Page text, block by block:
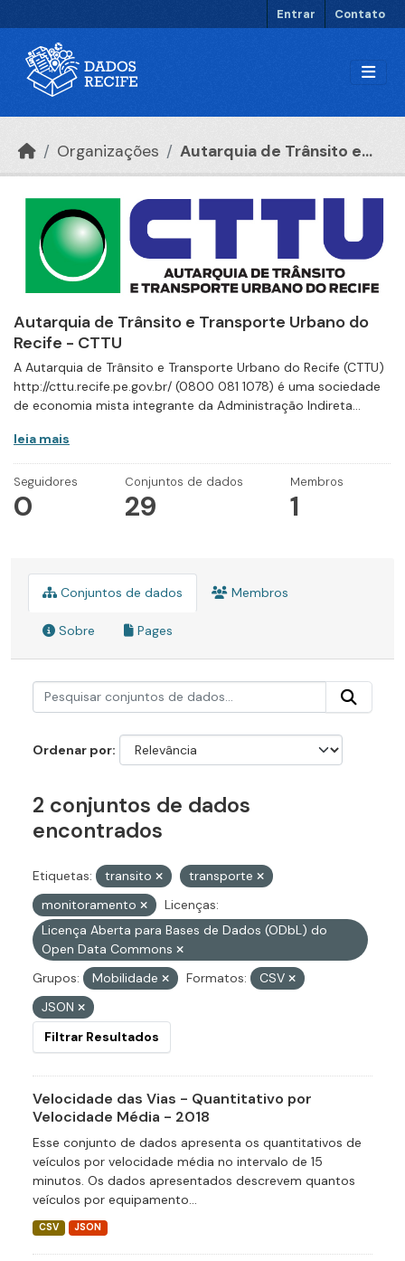
Entrar Contato
Organizações Autarquia de Trânsito e...
Autarquia de Trânsito e Transporte Urbano do
Recife - CTTU
A Autarquia de Trânsito e Transporte Urbano do Recife (CTTU)
http://cttu.recife.pe.gov.br/ (0800 081 1078) é uma sociedade
de economia mista integrante da Administração Indireta...
leia mais
Seguidores
0
Conjuntos de dados
29
Membros
1
Conjuntos de dados Membros
Sobre Pages
Ordenar por
2 conjuntos de dados
encontrados
Etiquetas: transito
transporte
monitoramento
Licenças:
Licença Aberta para Bases de Dados (ODbL) do
Open Data Commons
Grupos:
Mobilidade Formatos:
CSV
JSON
Filtrar Resultados
Velocidade das Vias - Quantitativo por
Velocidade Média - 2018
Esse conjunto de dados apresenta os quantitativos de
veículos por velocidade média no intervalo de 15
minutos. Os dados apresentados descrevem quantos
veículos por equipamento...
CSV JSON